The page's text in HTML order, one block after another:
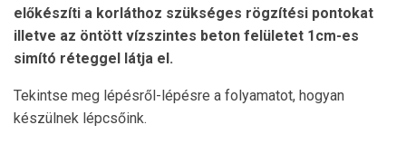
előkészíti a korláthoz szükséges rögzítési pontokat
illetve az öntött vízszintes beton felületet 1cm-es
simító réteggel látja el.
Tekintse meg lépésről-lépésre a folyamatot, hogyan
készülnek lépcsőink.